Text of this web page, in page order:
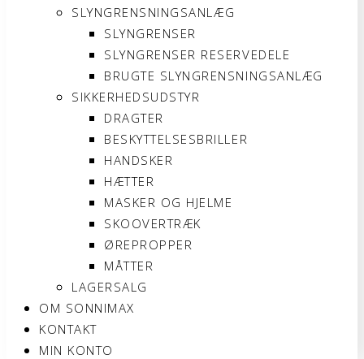
SLYNGRENSNINGSANLÆG
SLYNGRENSER
SLYNGRENSER RESERVEDELE
BRUGTE SLYNGRENSNINGSANLÆG
SIKKERHEDSUDSTYR
DRAGTER
BESKYTTELSESBRILLER
HANDSKER
HÆTTER
MASKER OG HJELME
SKOOVERTRÆK
ØREPROPPER
MÅTTER
LAGERSALG
OM SONNIMAX
KONTAKT
MIN KONTO